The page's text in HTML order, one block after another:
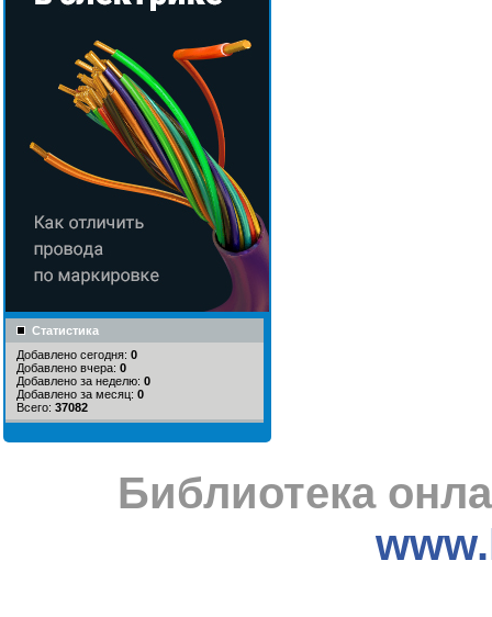
Статистика
Добавлено сегодня: 0
Добавлено вчера: 0
Добавлено за неделю: 0
Добавлено за месяц: 0
Всего: 37082
Библиотека